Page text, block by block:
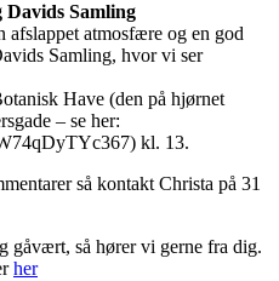
Davids Samling
afslappet atmosfære og en god
Samling, hvor vi ser
Have (den på hjørnet
– se her:
kl. 13.
så kontakt Christa på 31
gåvært, så hører vi gerne fra dig.
her